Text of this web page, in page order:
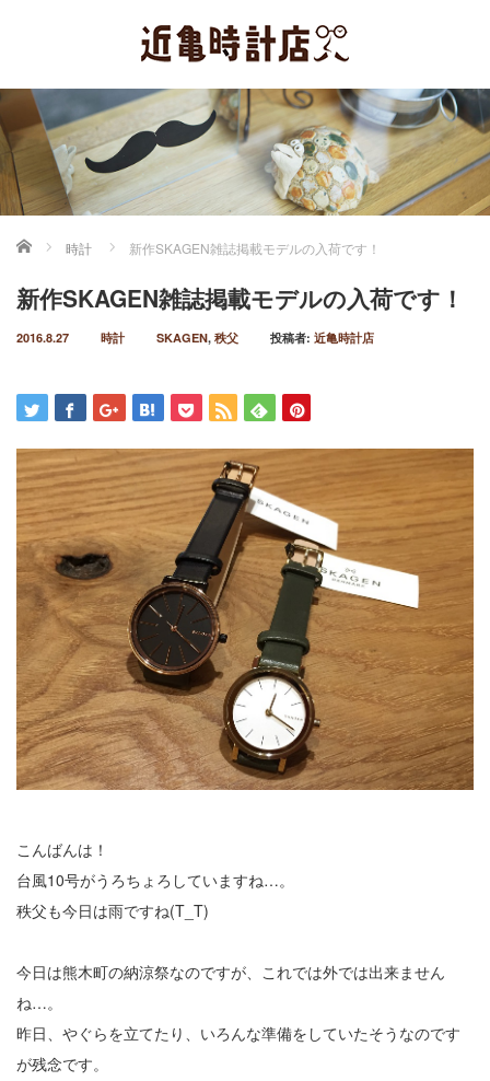
ホーム 時計 新作SKAGEN雑誌掲載モデルの入荷です！
新作SKAGEN雑誌掲載モデルの入荷です！
2016.8.27 時計 SKAGEN, 秩父 投稿者: 近亀時計店
こんばんは！
台風10号がうろちょろしていますね…。
秩父も今日は雨ですね(T_T)
今日は熊木町の納涼祭なのですが、これでは外では出来ません
ね…。
昨日、やぐらを立てたり、いろんな準備をしていたそうなのです
が残念です。